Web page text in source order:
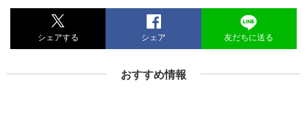
シェアする シェア 友だちに送る
おすすめ情報